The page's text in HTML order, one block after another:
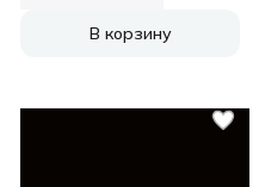
автоматическое
отключение, Flexi-
управление, черный
В корзину